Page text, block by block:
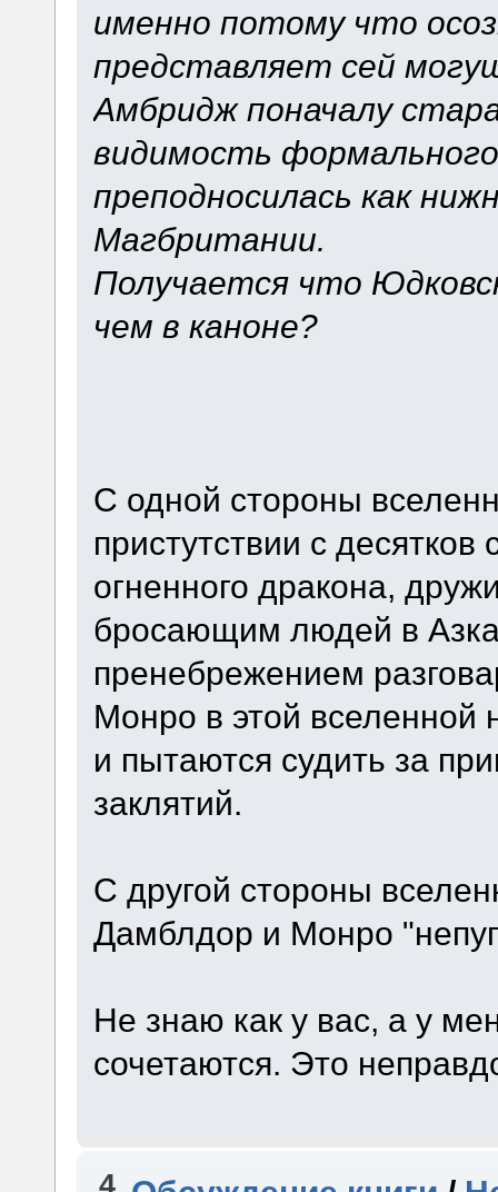
именно потому что
представляет сей
Амбридж поначалу
видимость
преподносилась как
Магбритании.
Получается что
чем в каноне?
С одной стороны
пристутствии с десятков
огненного дракона,
бросающим людей в
пренебрежением
Монро в этой
и пытаются судить за
заклятий.
С другой стороны
Дамблдор и Монро
Не знаю как у вас, а у
сочетаются. Это
4